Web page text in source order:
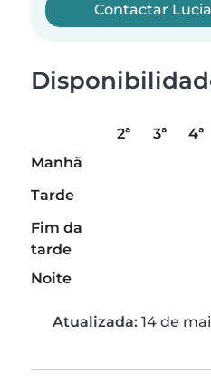
Contactar
2ª 3ª 4ª
Manhã
Tarde
Fim da
tarde
Noite
Atualizada: 14 de